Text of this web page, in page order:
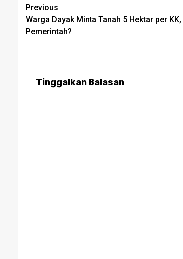
Post
navigation
Previous
Warga Dayak Minta Tanah 5 Hektar per
Pemerintah?
Tinggalkan Balasan